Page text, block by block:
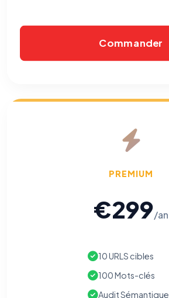
Commander
PREMIUM
€299/an
10 URLS cibles
100 Mots-clés
Audit Sémantique